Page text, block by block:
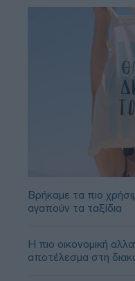
Βρήκαμε τα πιο
αγαπούν τα ταξίδια
Η πιο οικονομική
αποτέλεσμα στη